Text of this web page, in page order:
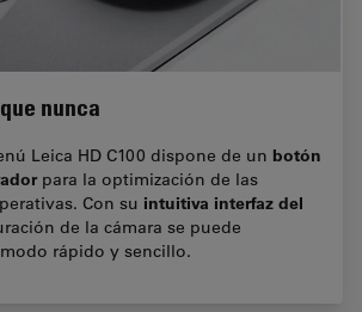
nunca
Leica HD C100 dispone de un botón
para la optimización de las
Con su intuitiva interfaz del
de la cámara se puede
rápido y sencillo.